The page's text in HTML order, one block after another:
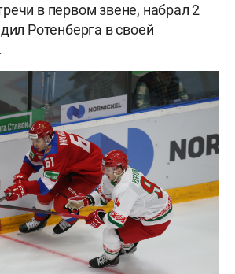
в первом звене, набрал 2
Ротенберга в своей